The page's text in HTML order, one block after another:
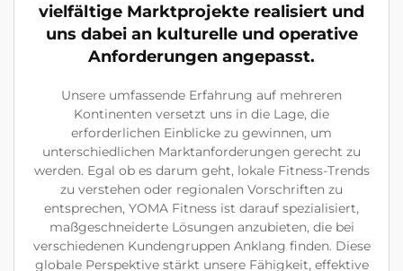
vielfältige Marktprojekte realisiert und
uns dabei an kulturelle und operative
Anforderungen angepasst.
Unsere umfassende Erfahrung auf mehreren
Kontinenten versetzt uns in die Lage, die
erforderlichen Einblicke zu gewinnen, um
unterschiedlichen Marktanforderungen gerecht zu
werden. Egal ob es darum geht, lokale Fitness-Trends
zu verstehen oder regionalen Vorschriften zu
entsprechen, YOMA Fitness ist darauf spezialisiert,
maßgeschneiderte Lösungen anzubieten, die bei
verschiedenen Kundengruppen Anklang finden. Diese
globale Perspektive stärkt unsere Fähigkeit, effektive